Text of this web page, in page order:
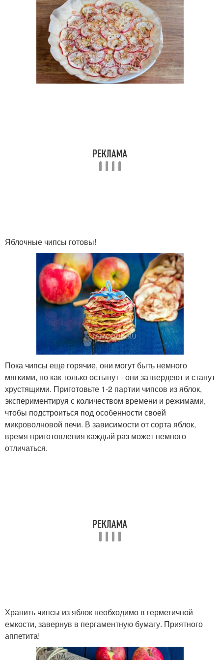
Яблочные чипсы готовы!
Пока чипсы еще горячие, они могут быть немного
мягкими, но как только остынут - они затвердеют и станут
хрустящими. Приготовьте 1-2 партии чипсов из яблок,
экспериментируя с количеством времени и режимами,
чтобы подстроиться под особенности своей
микроволновой печи. В зависимости от сорта яблок,
время приготовления каждый раз может немного
отличаться.
Хранить чипсы из яблок необходимо в герметичной
емкости, завернув в пергаментную бумагу. Приятного
аппетита!